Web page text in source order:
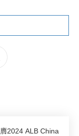
2024 ALB China